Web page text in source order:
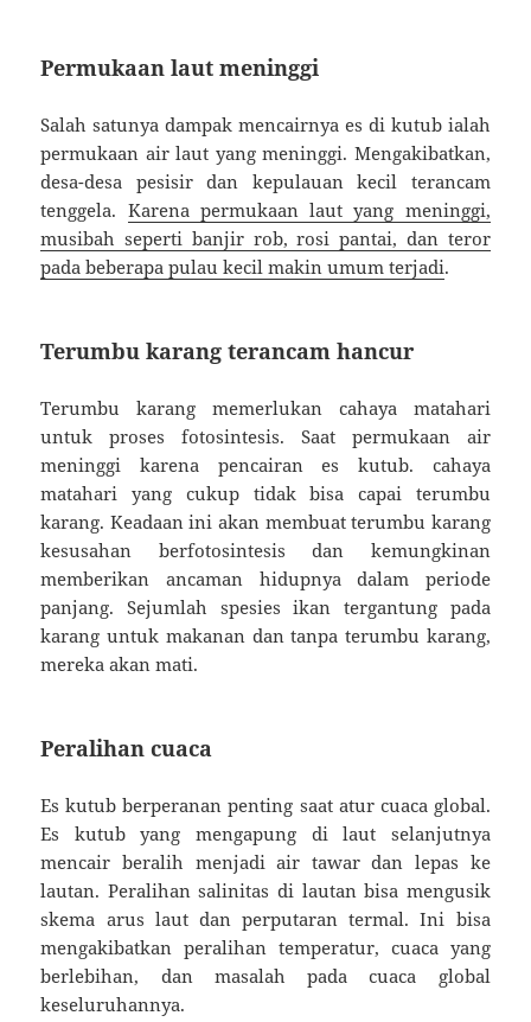
Permukaan laut meninggi
Salah satunya dampak mencairnya es di kutub ialah
permukaan air laut yang meninggi. Mengakibatkan,
desa-desa pesisir dan kepulauan kecil terancam
tenggela. Karena permukaan laut yang meninggi,
musibah seperti banjir rob, rosi pantai, dan teror
pada beberapa pulau kecil makin umum terjadi.
Terumbu karang terancam hancur
Terumbu karang memerlukan cahaya matahari
untuk proses fotosintesis. Saat permukaan air
meninggi karena pencairan es kutub. cahaya
matahari yang cukup tidak bisa capai terumbu
karang. Keadaan ini akan membuat terumbu karang
kesusahan berfotosintesis dan kemungkinan
memberikan ancaman hidupnya dalam periode
panjang. Sejumlah spesies ikan tergantung pada
karang untuk makanan dan tanpa terumbu karang,
mereka akan mati.
Peralihan cuaca
Es kutub berperanan penting saat atur cuaca global.
Es kutub yang mengapung di laut selanjutnya
mencair beralih menjadi air tawar dan lepas ke
lautan. Peralihan salinitas di lautan bisa mengusik
skema arus laut dan perputaran termal. Ini bisa
mengakibatkan peralihan temperatur, cuaca yang
berlebihan, dan masalah pada cuaca global
keseluruhannya.